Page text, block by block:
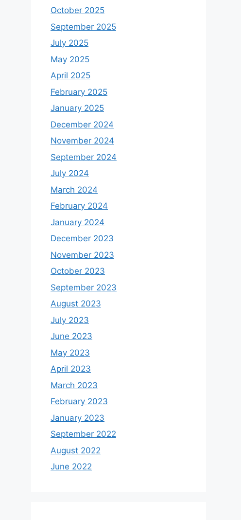
October 2025
September 2025
July 2025
May 2025
April 2025
February 2025
January 2025
December 2024
November 2024
September 2024
July 2024
March 2024
February 2024
January 2024
December 2023
November 2023
October 2023
September 2023
August 2023
July 2023
June 2023
May 2023
April 2023
March 2023
February 2023
January 2023
September 2022
August 2022
June 2022